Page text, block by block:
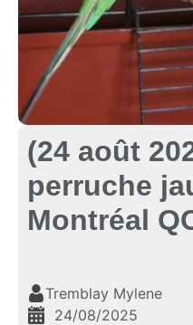
(24 août
perruche
Montréal
Tremblay Mylene
24/08/2025